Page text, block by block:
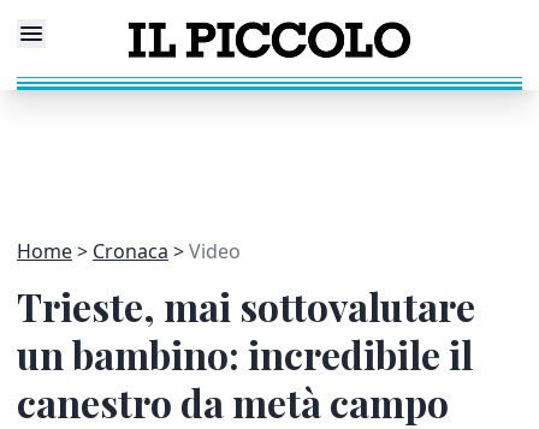
Home Cronaca Video
Trieste, mai sottovalutare
un bambino: incredibile il
canestro da metà campo